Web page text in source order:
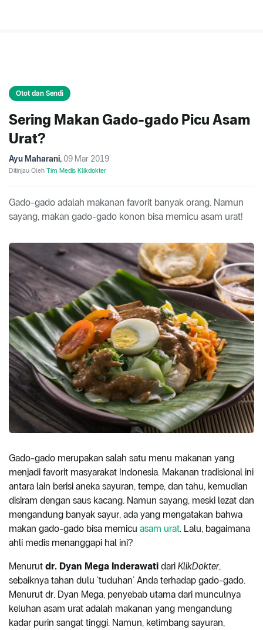
Otot dan Sendi
Sering Makan Gado-gado Picu Asam
Urat?
Ayu Maharani, 09 Mar 2019
Ditinjau Oleh Tim Medis Klikdokter
Gado-gado adalah makanan favorit banyak orang. Namun
sayang, makan gado-gado konon bisa memicu asam urat!
Gado-gado merupakan salah satu menu makanan yang
menjadi favorit masyarakat Indonesia. Makanan tradisional ini
antara lain berisi aneka sayuran, tempe, dan tahu, kemudian
disiram dengan saus kacang. Namun sayang, meski lezat dan
mengandung banyak sayur, ada yang mengatakan bahwa
makan gado-gado bisa memicu asam urat. Lalu, bagaimana
ahli medis menanggapi hal ini?
Menurut dr. Dyan Mega Inderawati dari KlikDokter,
sebaiknya tahan dulu ‘tuduhan’ Anda terhadap gado-gado.
Menurut dr. Dyan Mega, penyebab utama dari munculnya
keluhan asam urat adalah makanan yang mengandung
kadar purin sangat tinggi. Namun, ketimbang sayuran,